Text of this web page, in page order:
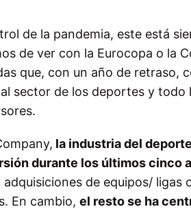
de la pandemia, este está
de ver con la Eurocopa o la
que, con un año de retraso,
sector de los deportes y todo
la industria del
durante los últimos cinco
de equipos/ ligas
En cambio, el resto se ha